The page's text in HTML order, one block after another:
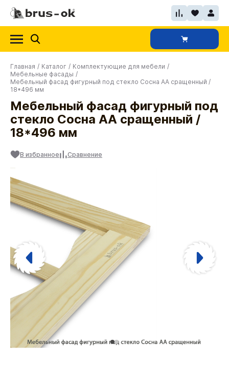
Главная / Каталог / Комплектующие для мебели /
Мебельные фасады /
Мебельный фасад фигурный под стекло Сосна АА сращенный /
18*496 мм
Мебельный фасад фигурный под
стекло Сосна АА сращенный /
18*496 мм
В избранное Сравнение